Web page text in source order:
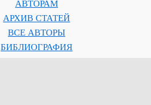
АВТОРАМ
АРХИВ СТАТЕЙ
ВСЕ АВТОРЫ
БИБЛИОГРАФИЯ